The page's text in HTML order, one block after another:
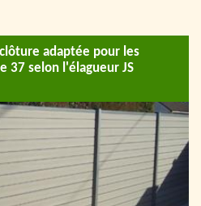
adaptée pour les
37 selon l'élagueur JS